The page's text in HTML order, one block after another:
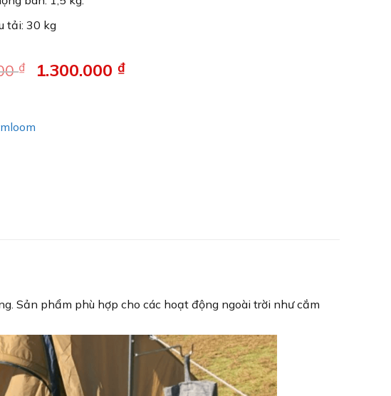
tải: 30 kg
₫
Giá
1.300.000₫
Sản phẩm phù hợp cho các hoạt động ngoài trời như cắm